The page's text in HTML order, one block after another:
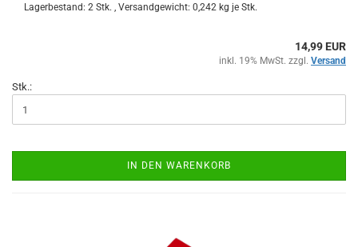
Lagerbestand: 2 Stk. , Versandgewicht: 0,242 kg je Stk.
14,99 EUR
inkl. 19% MwSt. zzgl. Versand
Stk.:
IN DEN WARENKORB